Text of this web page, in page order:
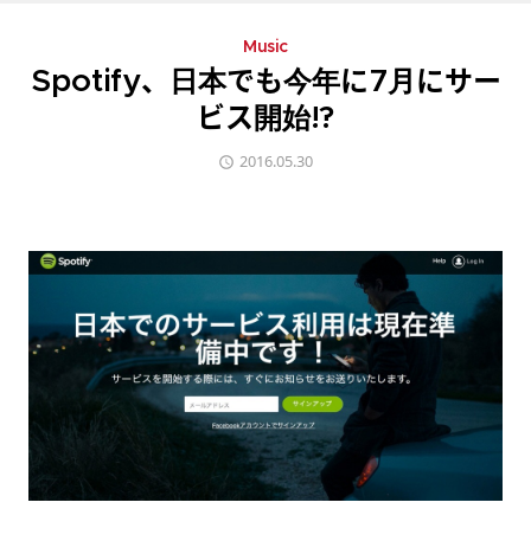
Music
Spotify、日本でも今年に7月にサー
ビス開始!?
2016.05.30